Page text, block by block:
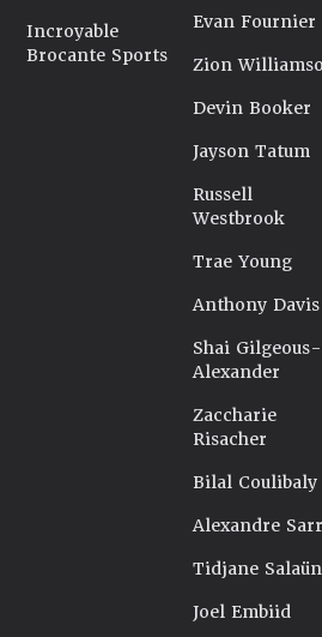
Incroyable
Brocante Sports
Evan Fournier
Zion
Devin Booker
Jayson Tatum
Russell
Westbrook
Trae Young
Anthony Davis
Shai Gilgeous-
Alexander
Zaccharie
Risacher
Bilal Coulibaly
Alexandre Sarr
Tidjane Salaün
Joel Embiid